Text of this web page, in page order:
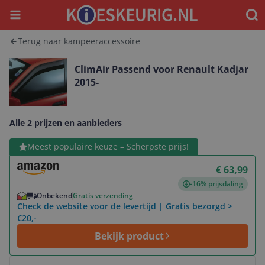
Menu
Terug naar kampeeraccessoire
ClimAir Passend voor Renault Kadjar
2015-
Alle 2 prijzen en aanbieders
Meest populaire keuze – Scherpste prijs!
€ 63,99
-16% prijsdaling
OnbekendGratis verzending
Check de website voor de levertijd | Gratis bezorgd >
€20,-
Bekijk product
Bekijk product